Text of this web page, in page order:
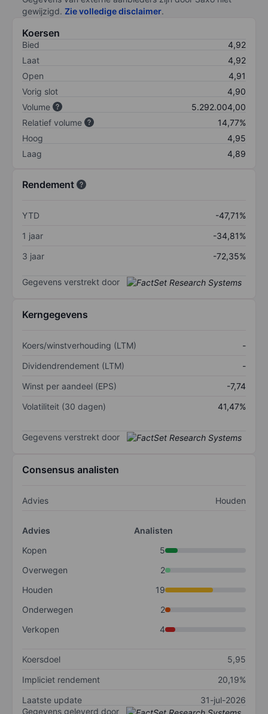
gewijzigd. Zie volledige disclaimer.
Koersen
Bied
4,92
Laat
4,92
Open
4,91
Vorig slot
4,90
Volume
5.292.004,00
Relatief volume
14,77%
Hoog
4,95
Laag
4,89
Rendement
YTD
-47,71%
1 jaar
-34,81%
3 jaar
-72,35%
Gegevens verstrekt door
Kerngegevens
Koers/winstverhouding (LTM)
-
Dividendrendement (LTM)
-
Winst per aandeel (EPS)
-7,74
Volatiliteit (30 dagen)
41,47%
Gegevens verstrekt door
Consensus analisten
Advies Houden
Advies
Analisten
Kopen
5
Overwegen
2
Houden
19
Onderwegen
2
Verkopen
4
Koersdoel
5,95
Impliciet rendement
20,19%
Laatste update
31-jul-2026
Gegevens geleverd door